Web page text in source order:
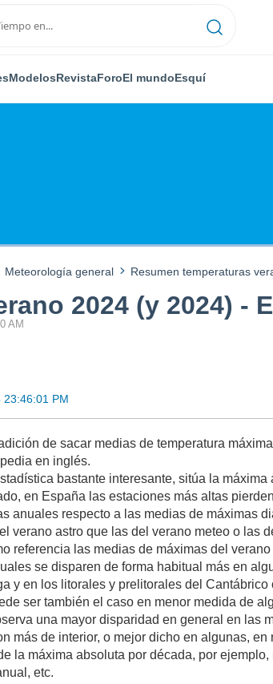
ModelosRevistaForoEl mundoEsquí
Meteorología general Resumen temperaturas
2024 (y 2024) -
AM
PM
de sacar medias de temperatura
en inglés.
bastante interesante, sitúa la
en España las estaciones más altas
anuales respecto a las medias de máximas
verano astro que las del verano meteo o las
referencia las medias de máximas del
se disparen de forma habitual más en
y en los litorales y prelitorales del
ser también el caso en menor medida de
una mayor disparidad en general en las
más de interior, o mejor dicho en algunas,
la máxima absoluta por década, por
etc.